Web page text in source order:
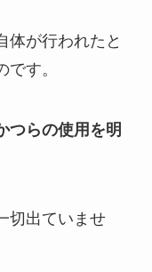
体が行われたと
す。
つらの使用を明
切出ていませ